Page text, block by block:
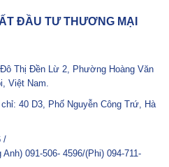
ĐẦU TƯ THƯƠNG MẠI
Thị Đền Lừ 2, Phường Hoàng Văn
Việt Nam.
40 D3, Phố Nguyễn Công Trứ, Hà
/
091-506- 4596/(Phi) 094-711-